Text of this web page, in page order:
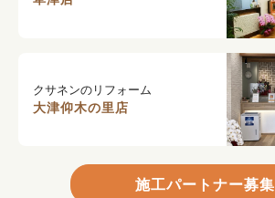
クサネンのリフォーム
大津仰木の里店
施工パートナー募集